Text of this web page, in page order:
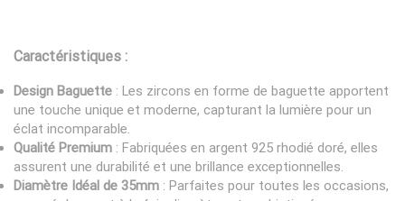
Caractéristiques :
Design Baguette : Les zircons en forme de baguette apportent
une touche unique et moderne, capturant la lumière pour un
éclat incomparable.
Qualité Premium : Fabriquées en argent 925 rhodié doré, elles
assurent une durabilité et une brillance exceptionnelles.
Diamètre Idéal de 35mm : Parfaites pour toutes les occasions,